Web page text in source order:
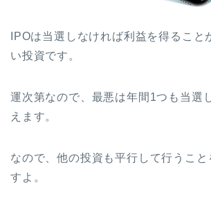
IPOは当選しなければ利益を得ること
い投資です。
運次第なので、最悪は年間1つも当選
えます。
なので、他の投資も平行して行うこと
すよ。